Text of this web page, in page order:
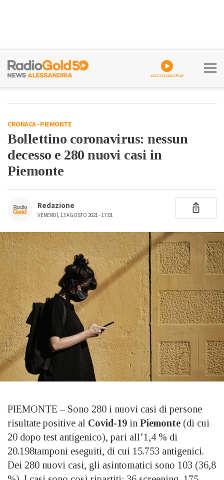
ASCOLTA GOLDPLAY
CRONACA-PIEMONTE
Bollettino coronavirus: nessun
decesso e 280 nuovi casi in
Piemonte
Redazione
VENERDÌ, 13 AGOSTO 2021 - 17:01
PIEMONTE – Sono 280 i nuovi casi di persone
risultate positive al Covid-19 in Piemonte (di cui
20 dopo test antigenico), pari all’1,4 % di
20.198tamponi eseguiti, di cui 15.753 antigenici.
Dei 280 nuovi casi, gli asintomatici sono 103 (36,8